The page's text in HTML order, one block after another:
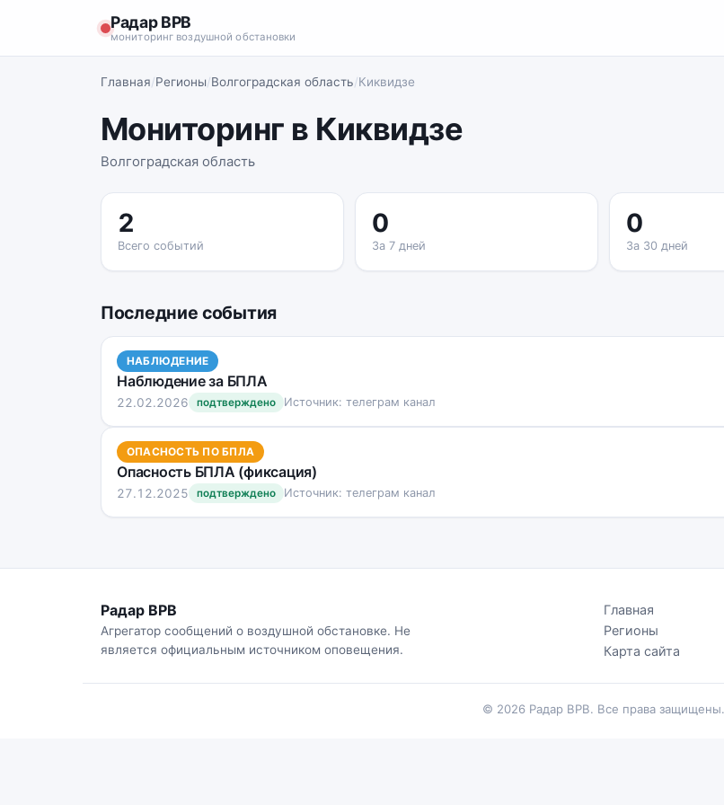
Радар ВРВ
мониторинг воздушной обстановки
Главная/Регионы/Волгоградская область/Киквидзе
Мониторинг в Киквидзе
Волгоградская область
2
Всего событий
0
За 7 дней
0
За 30 дней
Последние события
НАБЛЮДЕНИЕ
Наблюдение за БПЛА
22.02.2026 подтверждено Источник: телеграм канал
ОПАСНОСТЬ ПО БПЛА
Опасность БПЛА (фиксация)
27.12.2025 подтверждено Источник: телеграм канал
Радар ВРВ
Агрегатор сообщений о воздушной обстановке. Не
является официальным источником оповещения.
Главная
Регионы
Карта сайта
© 2026 Радар ВРВ. Все права защищены.